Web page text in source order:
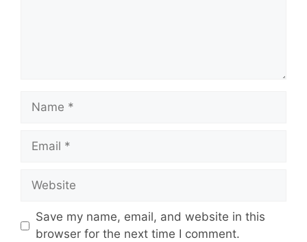
Name
Email
Website
Save my name, email, and website in this
browser for the next time I comment.